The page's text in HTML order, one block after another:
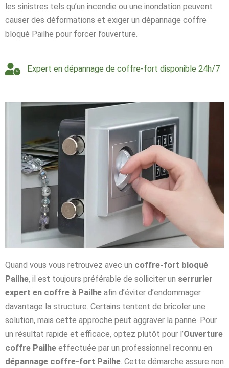
les sinistres tels qu’un incendie ou une inondation peuvent
causer des déformations et exiger un dépannage coffre
bloqué Pailhe pour forcer l’ouverture.
Expert en dépannage de coffre-fort disponible 24h/7
Quand vous vous retrouvez avec un coffre-fort bloqué
Pailhe, il est toujours préférable de solliciter un serrurier
expert en coffre à Pailhe afin d’éviter d’endommager
davantage la structure. Certains tentent de bricoler une
solution, mais cette approche peut aggraver la panne. Pour
un résultat rapide et efficace, optez plutôt pour l’Ouverture
coffre Pailhe effectuée par un professionnel reconnu en
dépannage coffre-fort Pailhe. Cette démarche assure non